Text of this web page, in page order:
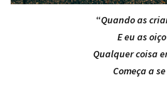
“Quando as
E eu as
Qualquer coisa
Começa a